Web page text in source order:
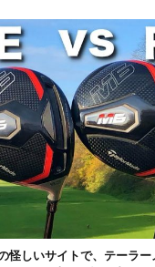
怪しいサイトで、テーラ